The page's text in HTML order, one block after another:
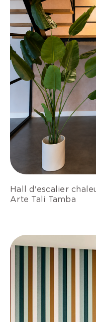
Hall d'escalier
Arte Tali Tamba